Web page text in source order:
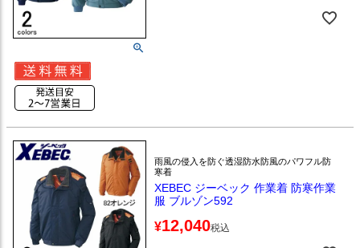
雨風の侵入を防ぐ透湿防水防風のパワフル防
寒着
XEBEC ジーベック 作業着 防寒作業
服 ブルゾン592
¥12,040税込